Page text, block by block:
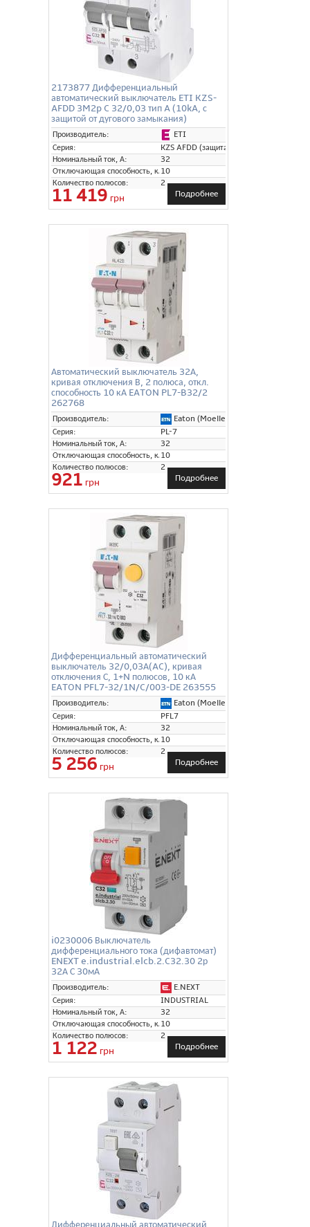
2173877 Дифференциальный
автоматический выключатель ETI KZS-
AFDD 3M2p C 32/0,03 тип A (10kA, с
защитой от дугового замыкания)
Производитель:
ETI
Серия:
KZS AFDD (защита от дугового
Номинальный ток, А:
32
Отключающая способность, кА:10
Количество полюсов:
2
11 419 грн Подробнее
Автоматический выключатель 32А,
кривая отключения В, 2 полюса, откл.
способность 10 кА EATON PL7-B32/2
262768
Производитель:
Eaton (Moeller)
Серия:
PL-7
Номинальный ток, А:
32
Отключающая способность, кА:10
Количество полюсов:
2
921 грн Подробнее
Дифференциальный автоматический
выключатель 32/0,03А(AC), кривая
отключения С, 1+N полюсов, 10 кА
EATON PFL7-32/1N/C/003-DE 263555
Производитель:
Eaton (Moeller)
Серия:
PFL7
Номинальный ток, А:
32
Отключающая способность, кА:10
Количество полюсов:
2
5 256 грн Подробнее
i0230006 Выключатель
дифференциального тока (дифавтомат)
ENEXT e.industrial.elcb.2.C32.30 2р
32А С 30мА
Производитель:
E.NEXT
Серия:
INDUSTRIAL
Номинальный ток, А:
32
Отключающая способность, кА:10
Количество полюсов:
2
1 122 грн Подробнее
Дифференциальный автоматический